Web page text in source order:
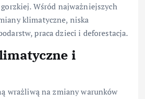
Wśród najważniejszych
klimatyczne, niska
praca dzieci i deforestacja.
i
wrażliwą na zmiany warunków